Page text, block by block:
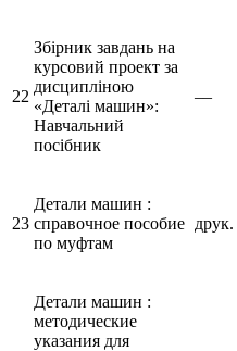
22
Збірник завдань на
курсовий проект за
дисципліною
«Деталі машин»:
Навчальний
посібник
––
23
Детали машин :
справочное пособие
по муфтам
друк.
Детали машин :
методические
указания для